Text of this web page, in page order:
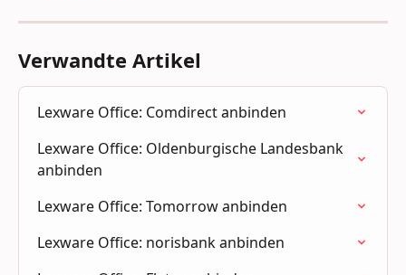
Verwandte Artikel
Lexware Office: Comdirect anbinden
Lexware Office: Oldenburgische Landesbank
anbinden
Lexware Office: Tomorrow anbinden
Lexware Office: norisbank anbinden